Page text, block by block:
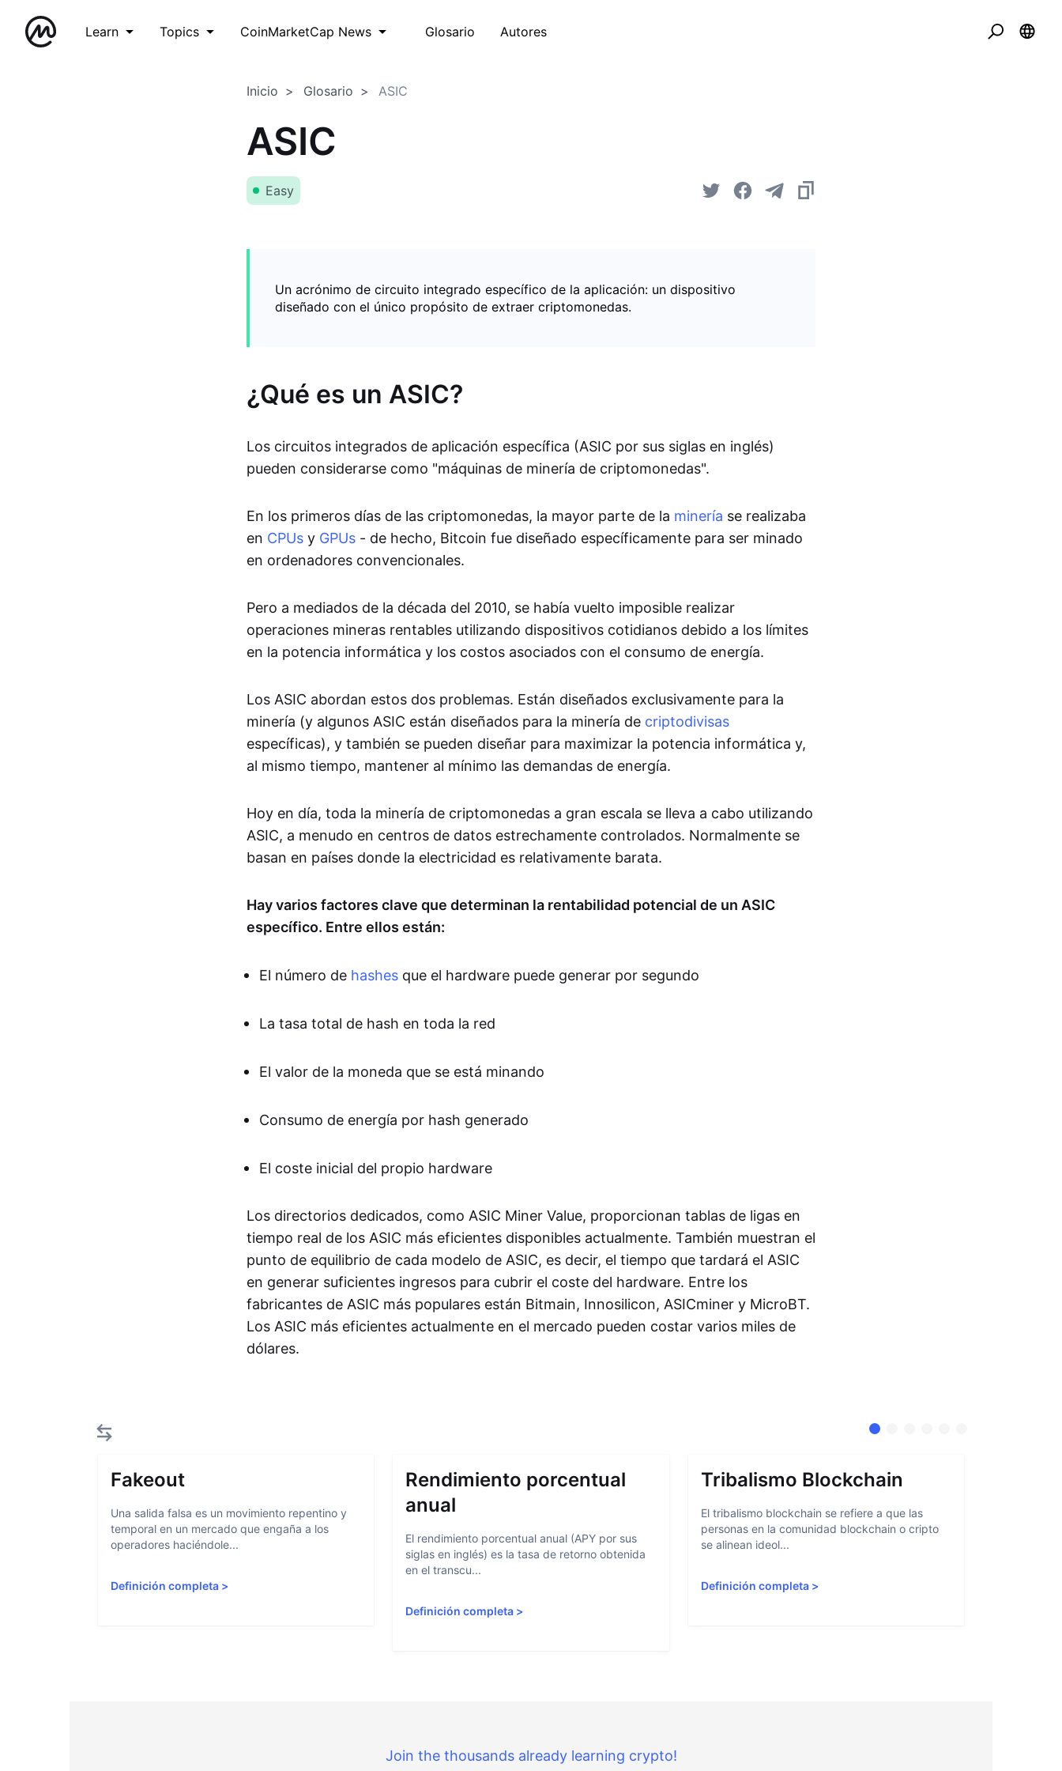
Learn Topics CoinMarketCap News Glosario Autores
Inicio Glosario ASIC
ASIC
Easy
Un acrónimo de circuito integrado específico de la aplicación: un dispositivo
diseñado con el único propósito de extraer criptomonedas.
¿Qué es un ASIC?
Los circuitos integrados de aplicación específica (ASIC por sus siglas en inglés)
pueden considerarse como "máquinas de minería de criptomonedas".
En los primeros días de las criptomonedas, la mayor parte de la minería se realizaba
en CPUs y GPUs - de hecho, Bitcoin fue diseñado específicamente para ser minado
en ordenadores convencionales.
Pero a mediados de la década del 2010, se había vuelto imposible realizar
operaciones mineras rentables utilizando dispositivos cotidianos debido a los límites
en la potencia informática y los costos asociados con el consumo de energía.
Los ASIC abordan estos dos problemas. Están diseñados exclusivamente para la
minería (y algunos ASIC están diseñados para la minería de criptodivisas
específicas), y también se pueden diseñar para maximizar la potencia informática y,
al mismo tiempo, mantener al mínimo las demandas de energía.
Hoy en día, toda la minería de criptomonedas a gran escala se lleva a cabo utilizando
ASIC, a menudo en centros de datos estrechamente controlados. Normalmente se
basan en países donde la electricidad es relativamente barata.
Hay varios factores clave que determinan la rentabilidad potencial de un ASIC
específico. Entre ellos están:
El número de hashes que el hardware puede generar por segundo
La tasa total de hash en toda la red
El valor de la moneda que se está minando
Consumo de energía por hash generado
El coste inicial del propio hardware
Los directorios dedicados, como ASIC Miner Value, proporcionan tablas de ligas en
tiempo real de los ASIC más eficientes disponibles actualmente. También muestran el
punto de equilibrio de cada modelo de ASIC, es decir, el tiempo que tardará el ASIC
en generar suficientes ingresos para cubrir el coste del hardware. Entre los
fabricantes de ASIC más populares están Bitmain, Innosilicon, ASICminer y MicroBT.
Los ASIC más eficientes actualmente en el mercado pueden costar varios miles de
dólares.
Fakeout
Una salida falsa es un movimiento repentino y
temporal en un mercado que engaña a los
operadores haciéndole...
Definición completa >
Rendimiento porcentual
anual
El rendimiento porcentual anual (APY por sus
siglas en inglés) es la tasa de retorno obtenida
en el transcu...
Definición completa >
Tribalismo Blockchain
El tribalismo blockchain se refiere a que las
personas en la comunidad blockchain o cripto
se alinean ideol...
Definición completa>
Join the thousands already learning crypto!